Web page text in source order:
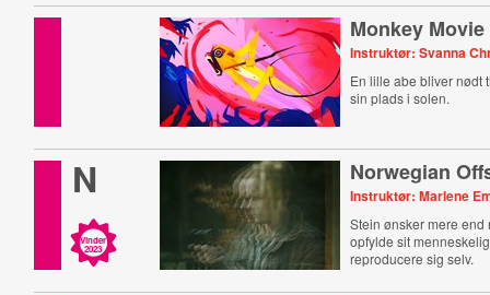
Monkey Movie
Instruktør: Svanna
En lille abe bliver nødt
sin plads i solen.
N
Vinder
2023
Norwegian
Instruktør: Marlene
Stein ønsker mere end
opfylde sit
reproducere sig selv.